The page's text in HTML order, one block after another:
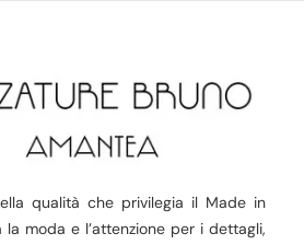
qualità che privilegia il Made in
moda e l’attenzione per i dettagli,